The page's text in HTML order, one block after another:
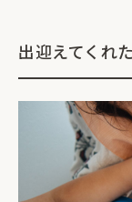
出迎えてくれ